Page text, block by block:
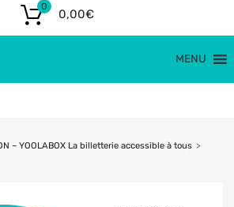
0,00€
0
MENU
– YOOLABOX La billetterie accessible à tous >